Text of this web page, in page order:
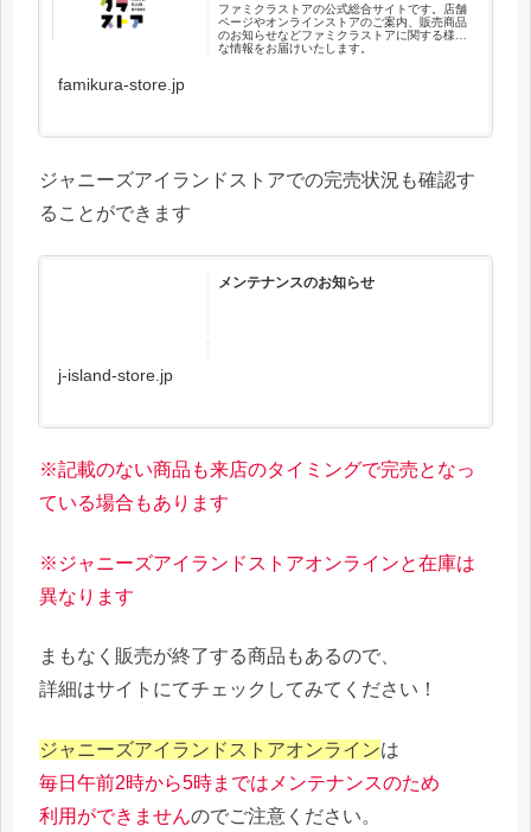
ファミクラストアの公式総合サイトです。店舗
ページやオンラインストアのご案内、販売商品
のお知らせなどファミクラストアに関する様々
な情報をお届けいたします。
famikura-store.jp
ジャニーズアイランドストアでの完売状況も確認す
ることができます
メンテナンスのお知らせ
j-island-store.jp
※記載のない商品も来店のタイミングで完売となっ
ている場合もあります
※ジャニーズアイランドストアオンラインと在庫は
異なります
まもなく販売が終了する商品もあるので、
詳細はサイトにてチェックしてみてください！
ジャニーズアイランドストアオンラインは
毎日午前2時から5時まではメンテナンスのため
利用ができませんのでご注意ください。